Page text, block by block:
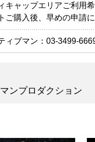
キャップエリアご利用
ご購入後、早めの申請
ィブマン：03-3499-
ンプロダクション